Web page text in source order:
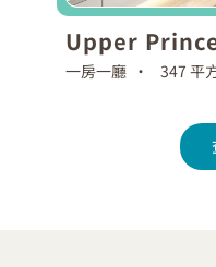
Upper
一房一廳 • 347 平